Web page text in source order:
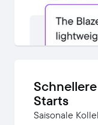
Starts
Saisonale